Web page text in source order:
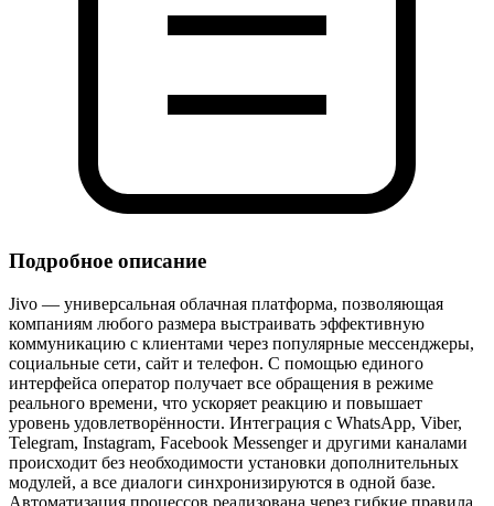
Подробное описание
Jivo — универсальная облачная платформа, позволяющая
компаниям любого размера выстраивать эффективную
коммуникацию с клиентами через популярные мессенджеры,
социальные сети, сайт и телефон. С помощью единого
интерфейса оператор получает все обращения в режиме
реального времени, что ускоряет реакцию и повышает
уровень удовлетворённости. Интеграция с WhatsApp, Viber,
Telegram, Instagram, Facebook Messenger и другими каналами
происходит без необходимости установки дополнительных
модулей, а все диалоги синхронизируются в одной базе.